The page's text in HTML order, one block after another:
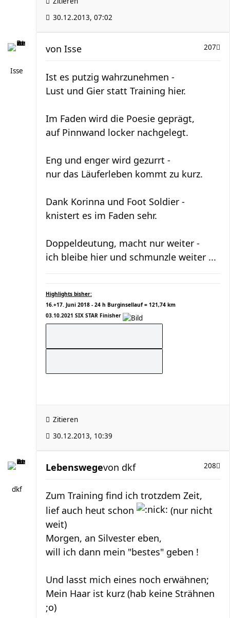
30.12.2013, 07:02
Isse
207
von Isse
Ist es putzig wahrzunehmen -
Lust und Gier statt Training hier.
Im Faden wird die Poesie geprägt,
auf Pinnwand locker nachgelegt.
Eng und enger wird gezurrt -
nur das Läuferleben kommt zu kurz.
Dank Korinna und Foot Soldier -
knistert es im Faden sehr.
Doppeldeutung, macht nur weiter -
ich bleibe hier und schmunzle weiter ...
Highlights bisher:
16.+17. Juni 2018 - 24 h Burginsellauf = 121,74 km
03.10.2021 SIX STAR Finisher
Zitieren
30.12.2013, 10:39
dkf
Lebenswege 208
von dkf
Zum Training find ich trotzdem Zeit,
lief auch heut schon
(nur nicht
weit)
Morgen, an Silvester eben,
will ich dann mein "bestes" geben !
Und lasst mich eines noch erwähnen;
Mein Haar ist kurz (hab keine Strähnen
;o)